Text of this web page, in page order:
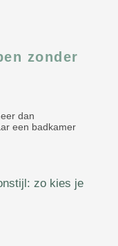
zonder
dan
een badkamer